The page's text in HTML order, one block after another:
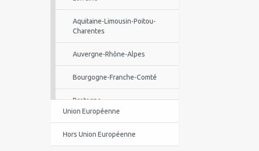
Aquitaine-Limousin-Poitou-
Charentes
Auvergne-Rhône-Alpes
Bourgogne-Franche-Comté
Bretagne
Centre-Val de Loire
Corse
Union Européenne
Hors Union Européenne